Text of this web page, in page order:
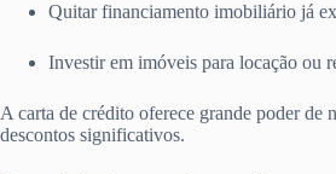
Quitar financiamento imobiliário já
Investir em imóveis para locação ou
A carta de crédito oferece grande poder de
descontos significativos.